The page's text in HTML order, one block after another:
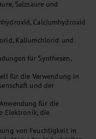
Salzsäure und
Calciumhydroxid
Kaliumchlorid und
für Synthesen,
für die Verwendung in
und der
für die
Elektronik, die
von Feuchtigkeit in